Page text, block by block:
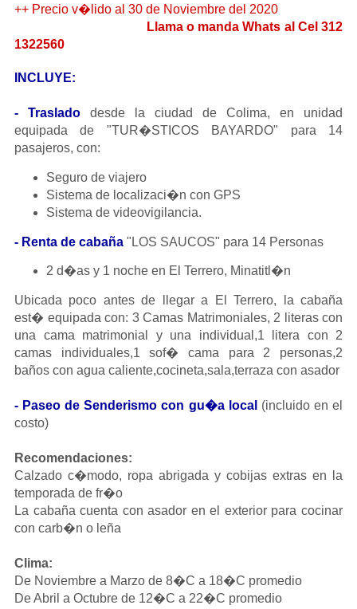
++ Precio v�lido al 30 de Noviembre del 2020
Llama o manda Whats al Cel 312
1322560
INCLUYE:
- Traslado desde la ciudad de Colima, en unidad
equipada de "TUR�STICOS BAYARDO" para 14
pasajeros, con:
Seguro de viajero
Sistema de localizaci�n con GPS
Sistema de videovigilancia.
- Renta de cabaña "LOS SAUCOS" para 14 Personas
2 d�as y 1 noche en El Terrero, Minatitl�n
Ubicada poco antes de llegar a El Terrero, la cabaña
est� equipada con: 3 Camas Matrimoniales, 2 literas con
una cama matrimonial y una individual,1 litera con 2
camas individuales,1 sof� cama para 2 personas,2
baños con agua caliente,cocineta,sala,terraza con asador
- Paseo de Senderismo con gu�a local (incluido en el
costo)
Recomendaciones:
Calzado c�modo, ropa abrigada y cobijas extras en la
temporada de fr�o
La cabaña cuenta con asador en el exterior para cocinar
con carb�n o leña
Clima:
De Noviembre a Marzo de 8�C a 18�C promedio
De Abril a Octubre de 12�C a 22�C promedio